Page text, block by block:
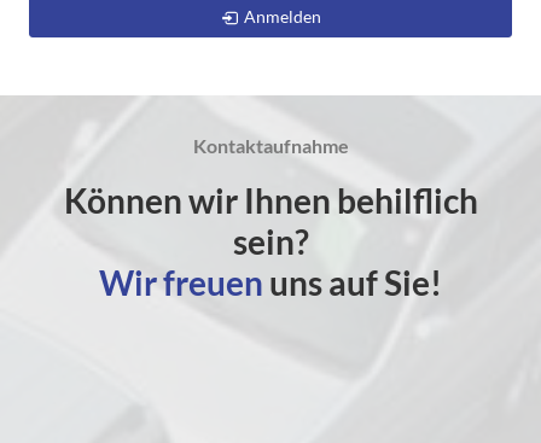
Anmelden
Kontaktaufnahme
Können wir Ihnen behilflich
sein?
Wir freuen uns auf Sie!